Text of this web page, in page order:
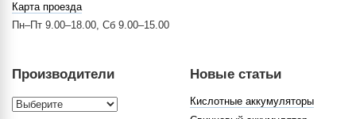
Карта проезда
Пн–Пт 9.00–18.00, Сб 9.00–15.00
Производители Новые статьи
Кислотные аккумуляторы